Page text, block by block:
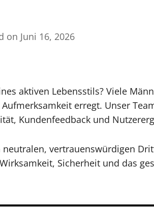
on Juni 16, 2026
aktiven Lebensstils? Viele
erregt. Unser
Kundenfeedback und
vertrauenswürdigen
Sicherheit und das